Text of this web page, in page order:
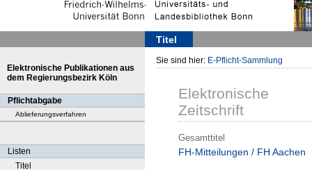
Titel
Elektronische Publikationen aus
dem Regierungsbezirk Köln
Pflichtabgabe
Ablieferungsverfahren
Listen
Titel
Sie sind hier: E-Pflicht-Sammlung
Elektronische
Zeitschrift
Gesamttitel
FH-Mitteilungen / FH Aachen